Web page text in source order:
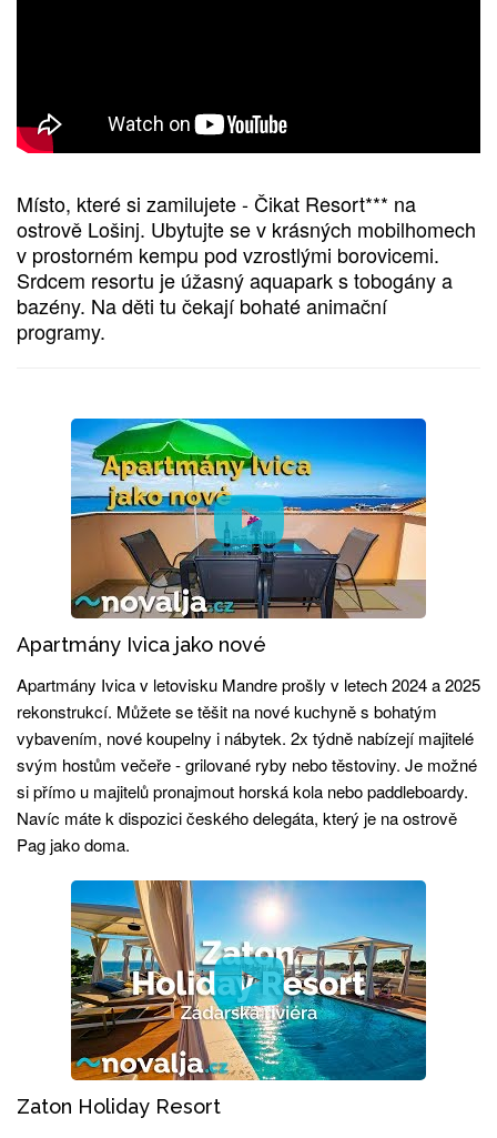
Místo, které si zamilujete - Čikat Resort*** na
ostrově Lošinj. Ubytujte se v krásných mobilhomech
v prostorném kempu pod vzrostlými borovicemi.
Srdcem resortu je úžasný aquapark s tobogány a
bazény. Na děti tu čekají bohaté animační
programy.
Apartmány Ivica jako nové
Apartmány Ivica v letovisku Mandre prošly v letech 2024 a 2025
rekonstrukcí. Můžete se těšit na nové kuchyně s bohatým
vybavením, nové koupelny i nábytek. 2x týdně nabízejí majitelé
svým hostům večeře - grilované ryby nebo těstoviny. Je možné
si přímo u majitelů pronajmout horská kola nebo paddleboardy.
Navíc máte k dispozici českého delegáta, který je na ostrově
Pag jako doma.
Zaton Holiday Resort